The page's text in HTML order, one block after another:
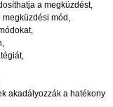
a megküzdést,
mód,
akadályozzák a hatékony